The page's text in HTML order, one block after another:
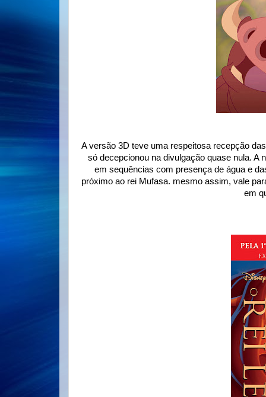
A versão 3D teve uma respeitosa recepção
só decepcionou na divulgação quase nula. A
em sequências com presença de água e
próximo ao rei Mufasa. mesmo assim, vale
em